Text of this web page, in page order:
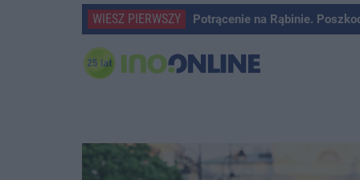
WIESZ PIERWSZY Potrącenie na Rąbinie.